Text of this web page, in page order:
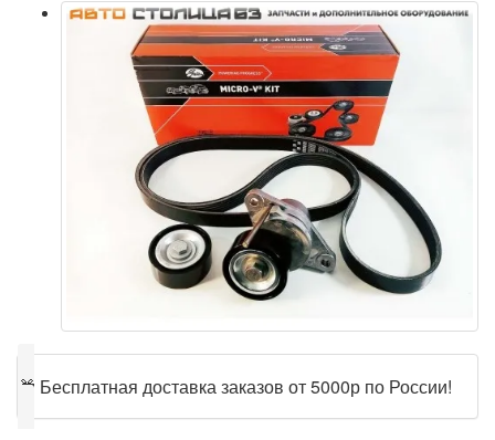
🎁 Бесплатная доставка заказов от 5000р по России!